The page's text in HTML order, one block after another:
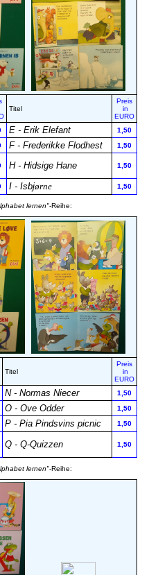
Titel
Preis
in
EURO
E - Erik Elefant 1,50
F - Frederikke Flodhest 1,50
H - Hidsige Hane 1,50
I - Isbjørne 1,50
lernen"-Reihe:
Titel
Preis
in
EURO
N - Normas Niecer 1,50
O - Ove Odder 1,50
P - Pia Pindsvins picnic 1,50
Q - Q-Quizzen 1,50
lernen"-Reihe: